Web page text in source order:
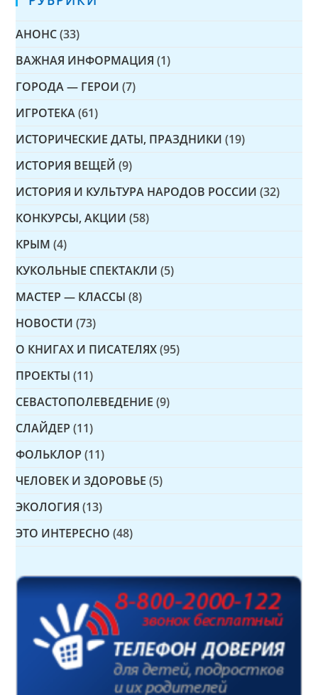
АНОНС (33)
ВАЖНАЯ ИНФОРМАЦИЯ (1)
ГОРОДА — ГЕРОИ (7)
ИГРОТЕКА (61)
ИСТОРИЧЕСКИЕ ДАТЫ, ПРАЗДНИКИ (19)
ИСТОРИЯ ВЕЩЕЙ (9)
ИСТОРИЯ И КУЛЬТУРА НАРОДОВ РОССИИ (32)
КОНКУРСЫ, АКЦИИ (58)
КРЫМ (4)
КУКОЛЬНЫЕ СПЕКТАКЛИ (5)
МАСТЕР — КЛАССЫ (8)
НОВОСТИ (73)
О КНИГАХ И ПИСАТЕЛЯХ (95)
ПРОЕКТЫ (11)
СЕВАСТОПОЛЕВЕДЕНИЕ (9)
СЛАЙДЕР (11)
ФОЛЬКЛОР (11)
ЧЕЛОВЕК И ЗДОРОВЬЕ (5)
ЭКОЛОГИЯ (13)
ЭТО ИНТЕРЕСНО (48)